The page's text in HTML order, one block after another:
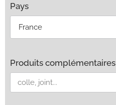
Pays
Produits complémentaires